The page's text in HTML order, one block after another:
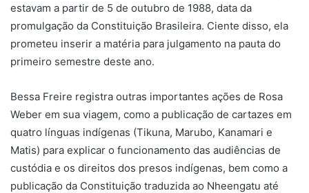
estavam a partir de 5 de outubro de 1988, data da
promulgação da Constituição Brasileira. Ciente disso, ela
prometeu inserir a matéria para julgamento na pauta do
primeiro semestre deste ano.
Bessa Freire registra outras importantes ações de Rosa
Weber em sua viagem, como a publicação de cartazes em
quatro línguas indígenas (Tikuna, Marubo, Kanamari e
Matis) para explicar o funcionamento das audiências de
custódia e os direitos dos presos indígenas, bem como a
publicação da Constituição traduzida ao Nheengatu até